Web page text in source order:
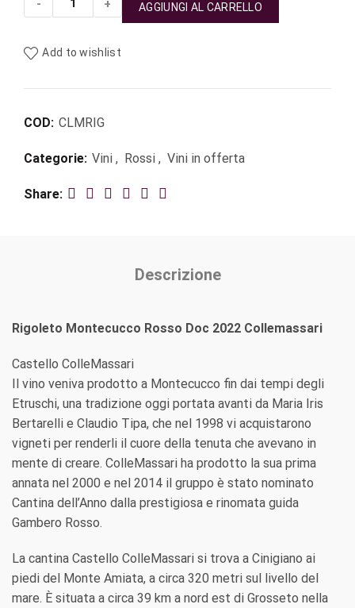
Rigoleto Montecucco Rosso Doc 2022 Collemassari
AGGIUNGI AL CARRELLO
Add to wishlist
COD: CLMRIG
Categorie: Vini , Rossi , Vini in offerta
Share
Descrizione
Rigoleto Montecucco Rosso Doc 2022 Collemassari
Castello ColleMassari
Il vino veniva prodotto a Montecucco fin dai tempi degli
Etruschi, una tradizione oggi portata avanti da Maria Iris
Bertarelli e Claudio Tipa, che nel 1998 vi acquistarono
vigneti per renderli il cuore della tenuta che avevano in
mente di creare. ColleMassari ha prodotto la sua prima
annata nel 2000 e nel 2014 il gruppo è stato nominato
Cantina dell’Anno dalla prestigiosa e rinomata guida
Gambero Rosso.
La cantina Castello ColleMassari si trova a Cinigiano ai
piedi del Monte Amiata, a circa 320 metri sul livello del
mare. È situata a circa 39 km a nord est di Grosseto nella